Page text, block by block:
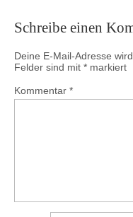
Schreibe einen
Deine E-Mail-Adresse
Felder sind mit * markiert
Kommentar *